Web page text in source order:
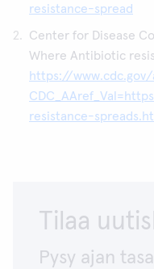
resistance-spread
Center for Disease
Where Antibiotic
https://
resistance-
Tilaa
Pysy ajan